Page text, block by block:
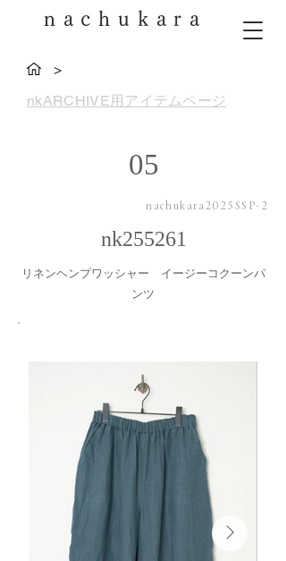
nachukara
>
nkARCHIVE用アイテムページ
05
nachukara2025SSP-2
nk255261
リネンヘンプワッシャー イージーコクーンパ
ンツ